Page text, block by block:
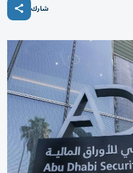
شارك